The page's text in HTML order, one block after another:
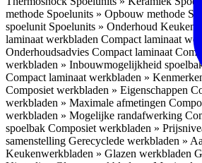
methode Spoelunits » Opbouw methode
spoelunit Spoelunits » Onderhoud
laminaat werkbladen Compact laminaat
Onderhoudsadvies Compact laminaat
werkbladen » Inbouwmogelijkheid
Compact laminaat werkbladen »
Composiet werkbladen » Eigenschappen
werkbladen » Maximale afmetingen
werkbladen » Mogelijke randafwerking
spoelbak Composiet werkbladen »
samenstelling Gerecyclede werkbladen »
Keukenwerkbladen » Glazen werkbladen